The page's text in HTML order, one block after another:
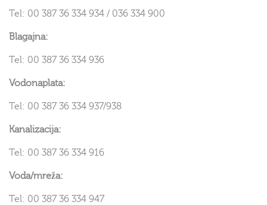
Tel: 00 387 36 334 934 / 036 334 900
Blagajna:
Tel: 00 387 36 334 936
Vodonaplata:
Tel: 00 387 36 334 937/938
Kanalizacija:
Tel: 00 387 36 334 916
Voda/mreža:
Tel: 00 387 36 334 947